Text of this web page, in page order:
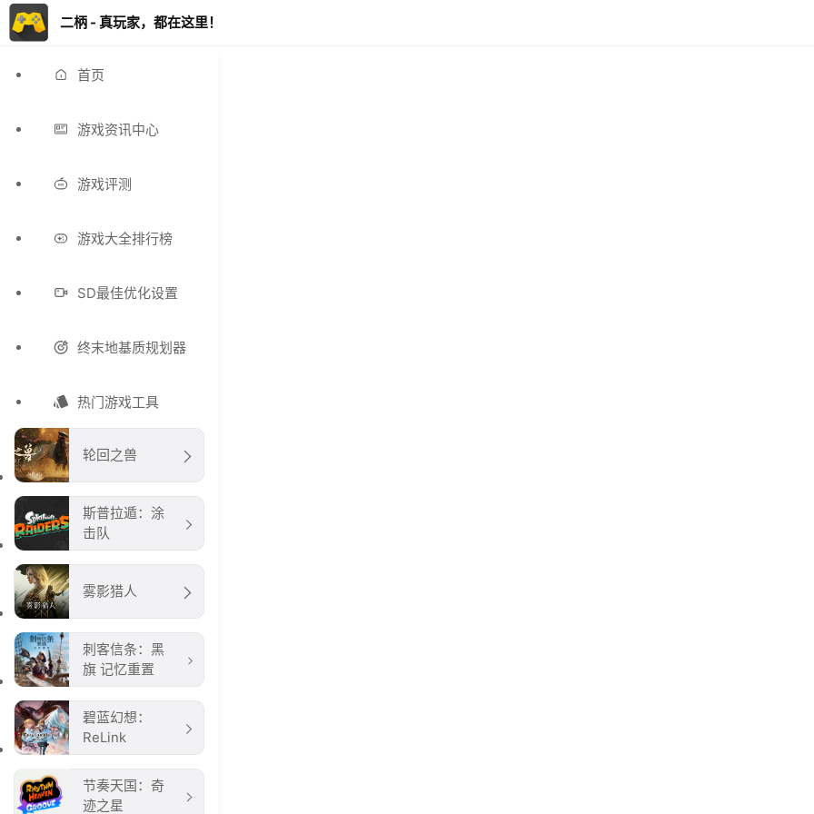
二柄 - 真玩家，都在这里！
首页
游戏资讯中心
游戏评测
游戏大全排行榜
SD最佳优化设置
终末地基质规划器
热门游戏工具
轮回之兽
斯普拉遁：涂
击队
雾影猎人
刺客信条：黑
旗 记忆重置
碧蓝幻想：
ReLink
节奏天国：奇
迹之星